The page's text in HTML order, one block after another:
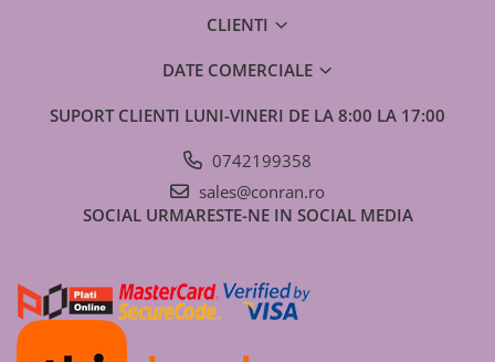
CLIENTI
DATE COMERCIALE
SUPORT CLIENTI LUNI-VINERI DE LA 8:00 LA 17:00
0742199358
sales@conran.ro
SOCIAL URMARESTE-NE IN SOCIAL MEDIA